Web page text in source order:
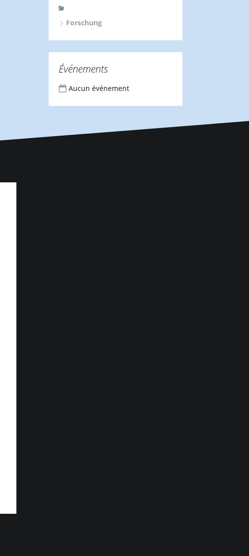
Forschung
Événements
Aucun événement